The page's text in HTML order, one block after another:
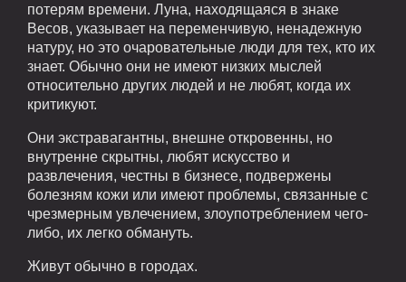
потерям времени. Луна, находящаяся в знаке
Весов, указывает на переменчивую, ненадежную
натуру, но это очаровательные люди для тех, кто их
знает. Обычно они не имеют низких мыслей
относительно других людей и не любят, когда их
критикуют.
Они экстравагантны, внешне откровенны, но
внутренне скрытны, любят искусство и
развлечения, честны в бизнесе, подвержены
болезням кожи или имеют проблемы, связанные с
чрезмерным увлечением, злоупотреблением чего-
либо, их легко обмануть.
Живут обычно в городах.